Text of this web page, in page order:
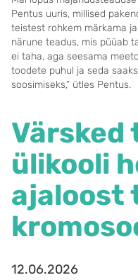
Pentus uuris, millised
teistest rohkem märkama
närune teadus, mis püüab
ei taha, aga seesama
toodete puhul ja seda
soosimiseks,“ ütles Pentus.
Värsked
ülikooli
ajaloost
12.06.2026